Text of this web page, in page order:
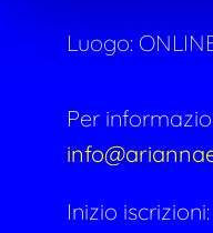
Luogo:
Per
Inizio